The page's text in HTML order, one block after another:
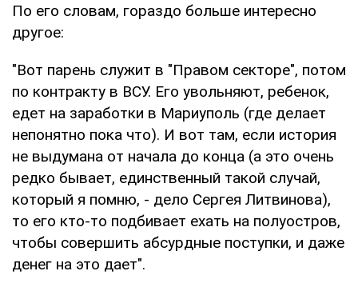
По его словам, гораздо больше интересно
другое:
"Вот парень служит в "Правом секторе", потом
по контракту в ВСУ. Его увольняют, ребенок,
едет на заработки в Мариуполь (где делает
непонятно пока что). И вот там, если история
не выдумана от начала до конца (а это очень
редко бывает, единственный такой случай,
который я помню, - дело Сергея Литвинова),
то его кто-то подбивает ехать на полуостров,
чтобы совершить абсурдные поступки, и даже
денег на это дает".